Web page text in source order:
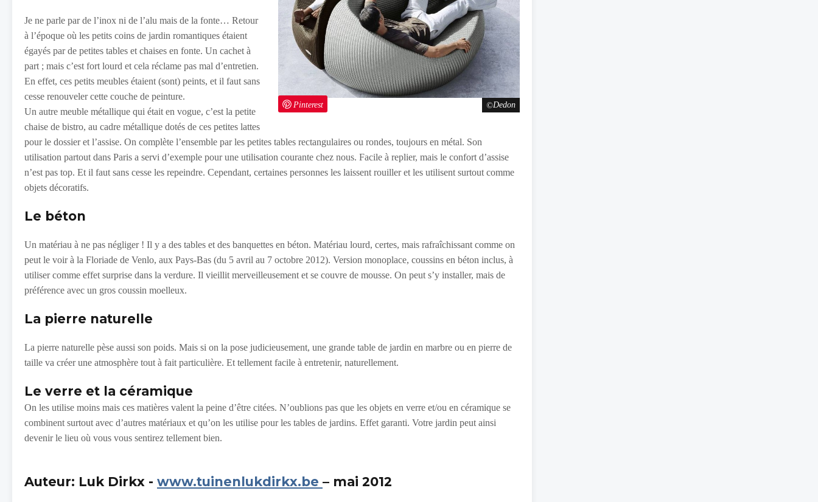
Dedon
Pinterest
Je ne parle par de l’inox ni de l’alu mais de la fonte… Retour
à l’époque où les petits coins de jardin romantiques étaient
égayés par de petites tables et chaises en fonte. Un cachet à
part ; mais c’est fort lourd et cela réclame pas mal d’entretien.
En effet, ces petits meubles étaient (sont) peints, et il faut sans
cesse renouveler cette couche de peinture.
Un autre meuble métallique qui était en vogue, c’est la petite
chaise de bistro, au cadre métallique dotés de ces petites lattes
pour le dossier et l’assise. On complète l’ensemble par les petites tables rectangulaires ou rondes, toujours en métal. Son
utilisation partout dans Paris a servi d’exemple pour une utilisation courante chez nous. Facile à replier, mais le confort d’assise
n’est pas top. Et il faut sans cesse les repeindre. Cependant, certaines personnes les laissent rouiller et les utilisent surtout comme
objets décoratifs.
Le béton
Un matériau à ne pas négliger ! Il y a des tables et des banquettes en béton. Matériau lourd, certes, mais rafraîchissant comme on
peut le voir à la Floriade de Venlo, aux Pays-Bas (du 5 avril au 7 octobre 2012). Version monoplace, coussins en béton inclus, à
utiliser comme effet surprise dans la verdure. Il vieillit merveilleusement et se couvre de mousse. On peut s’y installer, mais de
préférence avec un gros coussin moelleux.
La pierre naturelle
La pierre naturelle pèse aussi son poids. Mais si on la pose judicieusement, une grande table de jardin en marbre ou en pierre de
taille va créer une atmosphère tout à fait particulière. Et tellement facile à entretenir, naturellement.
Le verre et la céramique
On les utilise moins mais ces matières valent la peine d’être citées. N’oublions pas que les objets en verre et/ou en céramique se
combinent surtout avec d’autres matériaux et qu’on les utilise pour les tables de jardins. Effet garanti. Votre jardin peut ainsi
devenir le lieu où vous vous sentirez tellement bien.
Auteur: Luk Dirkx - www.tuinenlukdirkx.be – mai 2012